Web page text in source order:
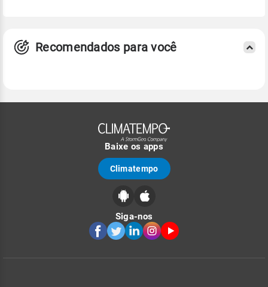
Recomendados para você
Baixe os apps
Climatempo
Siga-nos